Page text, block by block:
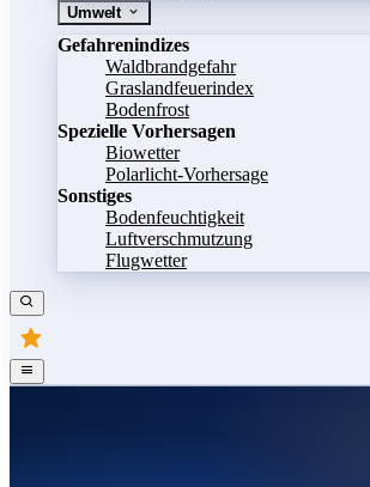
Umwelt
Gefahrenindizes
Waldbrandgefahr
Graslandfeuerindex
Bodenfrost
Spezielle Vorhersagen
Biowetter
Polarlicht-Vorhersage
Sonstiges
Bodenfeuchtigkeit
Luftverschmutzung
Flugwetter